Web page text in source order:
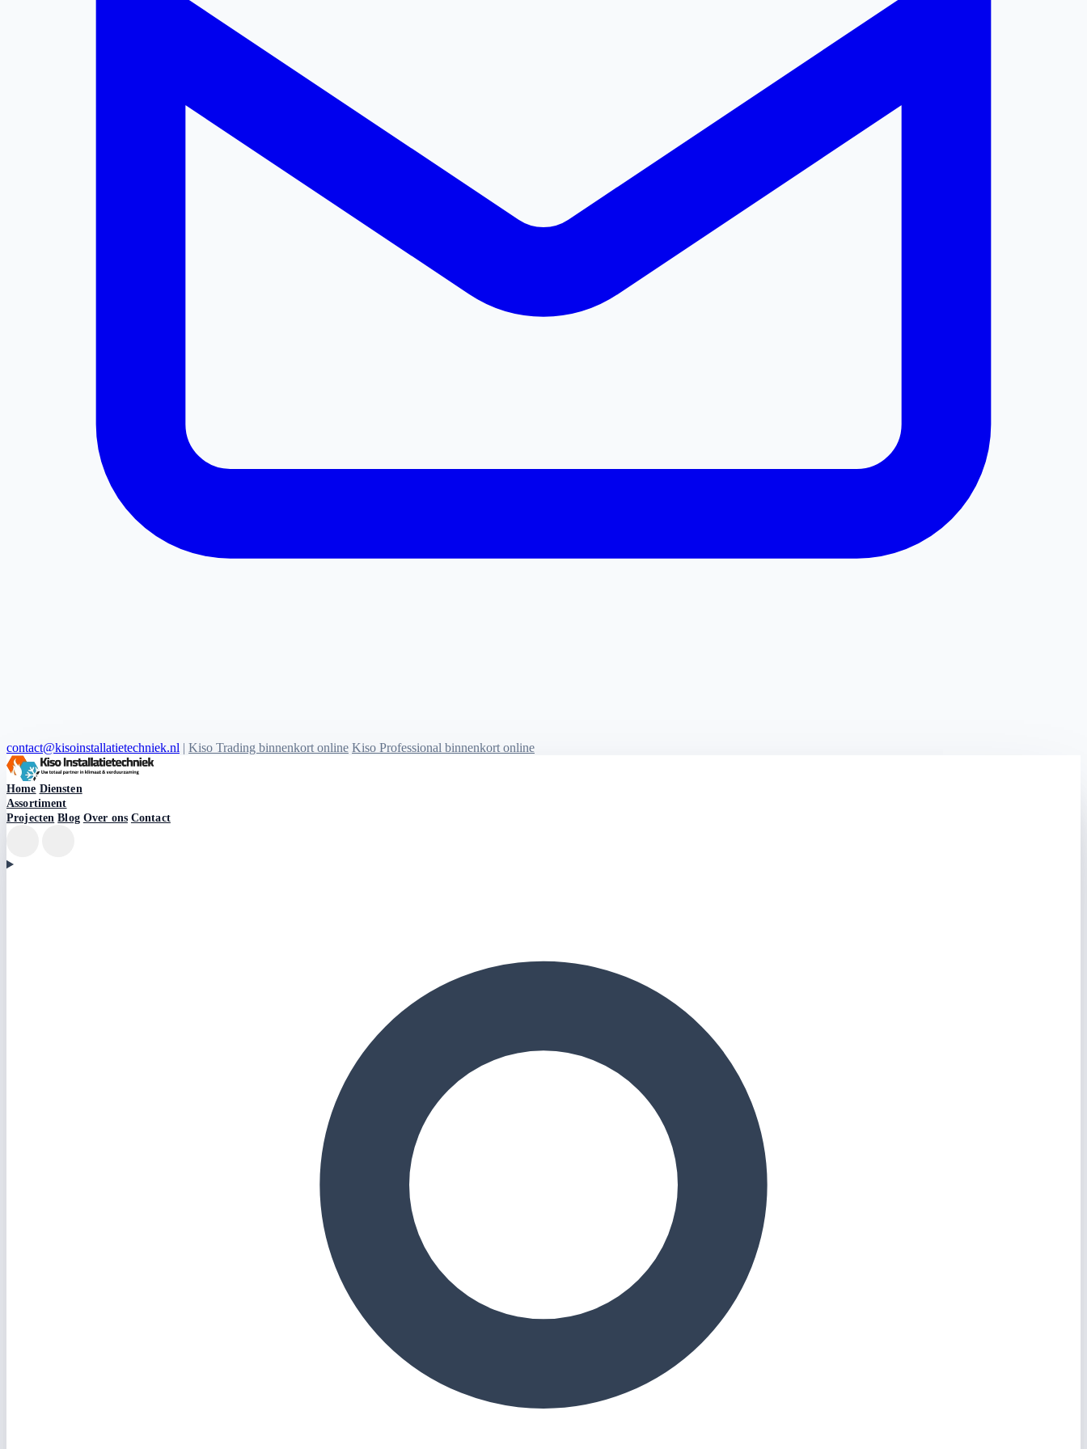
contact@kisoinstallatietechniek.nl | Kiso Trading binnenkort online Kiso Professional binnenkort online
Kiso Installatietechniek logo
Home Diensten
Assortiment
Projecten Blog Over ons Contact